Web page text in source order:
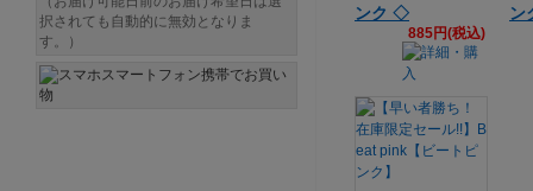
ンク ◇
885円(税込)
択されても自動的に無効となりま
す。）